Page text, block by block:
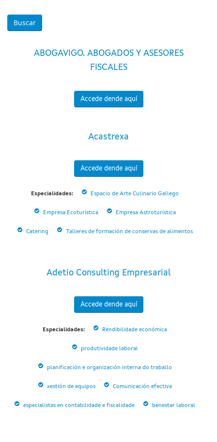
ABOGAVIGO. ABOGADOS Y ASESORES
FISCALES
Accede dende aquí
Acastrexa
Accede dende aquí
Especialidades: Espacio de Arte Culinario Gallego
Empresa Ecoturística Empresa Astroturística
Catering Talleres de formación de conservas de alimentos
Adetio Consulting Empresarial
Accede dende aquí
Especialidades: Rendibilidade económica
produtividade laboral
planificación e organización interna do traballo
xestión de equipos Comunicación efectiva
especialistas en contabilidade e fiscalidade benestar laboral